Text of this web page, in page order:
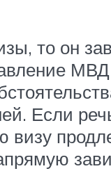
то он
Если
визу